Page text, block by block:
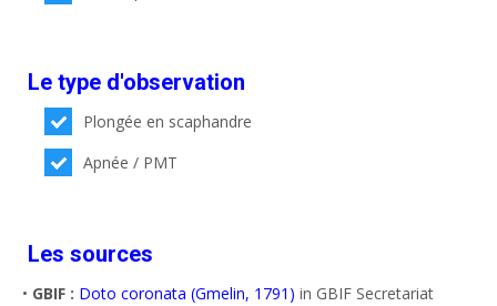
Le type d'observation
Plongée en scaphandre
Apnée / PMT
Les sources
• GBIF : Doto coronata (Gmelin, 1791) in GBIF Secretariat